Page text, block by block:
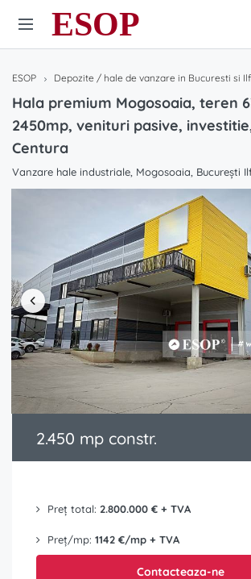
ESOP
ESOP Depozite / hale de vanzare in Bucuresti si
Hala premium Mogosoaia, teren
2450mp, venituri pasive,
Centura
Vanzare hale industriale, Mogosoaia, București
2.450 mp constr.
Preț total: 2.800.000 € + TVA
Preț/mp: 1142 €/mp + TVA
Contacteaza-ne